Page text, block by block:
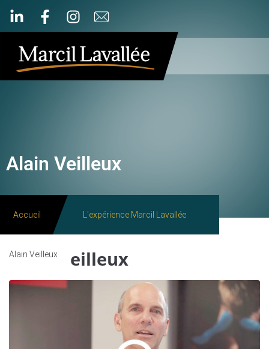
Alain Veilleux
Accueil L'expérience Marcil Lavallée
Alain Veilleux
Alain Veilleux